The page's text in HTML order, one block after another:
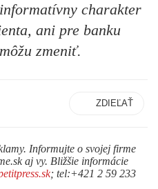
charakter
ani pre banku
zmeniť.
ZDIEĽAŤ
Informujte o svojej firme
aj vy. Bližšie informácie
; tel:+421 2 59 233